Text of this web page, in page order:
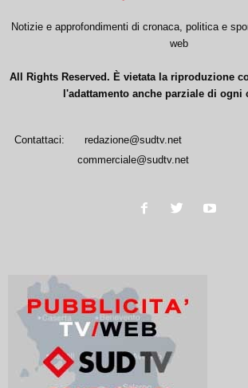
Notizie e approfondimenti di cronaca, politica e
web
All Rights Reserved. È vietata la riproduzione
l'adattamento anche parziale di ogni
Contattaci:
redazione@sudtv.net
commerciale@sudtv.net